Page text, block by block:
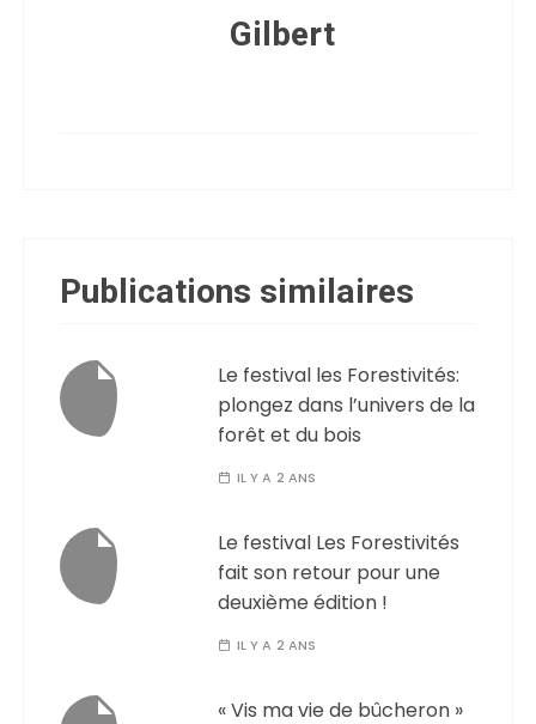
Gilbert
Publications similaires
Le festival les Forestivités:
plongez dans l’univers de la
forêt et du bois
IL Y A 2 ANS
Le festival Les Forestivités
fait son retour pour une
deuxième édition !
IL Y A 2 ANS
« Vis ma vie de bûcheron »